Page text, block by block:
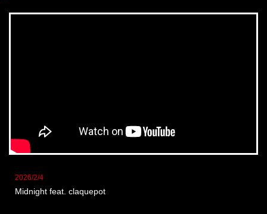
2026/2/4
Midnight feat. claquepot